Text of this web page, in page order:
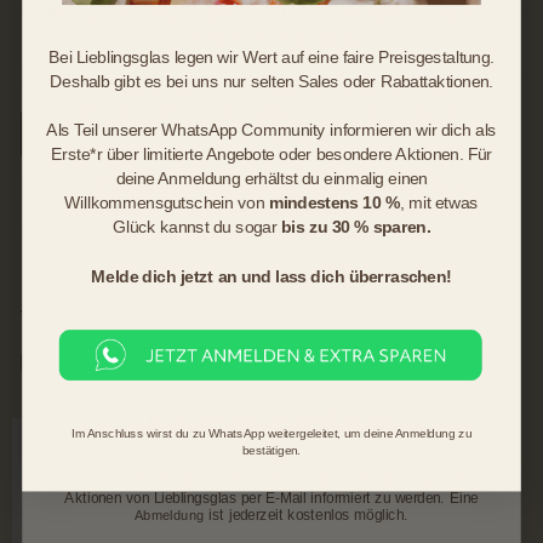
Our service
Legal
CANCEL ORDER
newsletter
Register now and stay up to date
InstagramFacebookPinterestLinkedIn
Preisgestaltung. Deshalb gibt es bei uns nur selten Sales
Über unseren Newsletter informieren wir dich als
Aktionen.
Für deine Anmeldung erhältst du einmalig einen
Willkommensgutschein vonmindestens 10 %,mit etwas
Glück kannst du sogar bis zu 30 %sparen.
Aktionen von Lieblingsglas per E-Mail informiert zu werden. Eine
Abmeldung ist jederzeit kostenlos möglich.
Bei Lieblingsglas legen wir Wert auf eine faire Preisgestaltung.
Deshalb gibt es bei uns nur selten Sales oder Rabattaktionen.
Als Teil unserer WhatsApp Community informieren wir dich als
Erste*r über limitierte Angebote oder besondere Aktionen. Für
deine Anmeldung erhältst du einmalig einen
Willkommensgutschein von mindestens 10 %, mit etwas
Glück kannst du sogar bis zu 30 % sparen.
Melde dich jetzt an und lass dich überraschen!
Im Anschluss wirst du zu WhatsApp weitergeleitet, um deine Anmeldung zu
bestätigen.